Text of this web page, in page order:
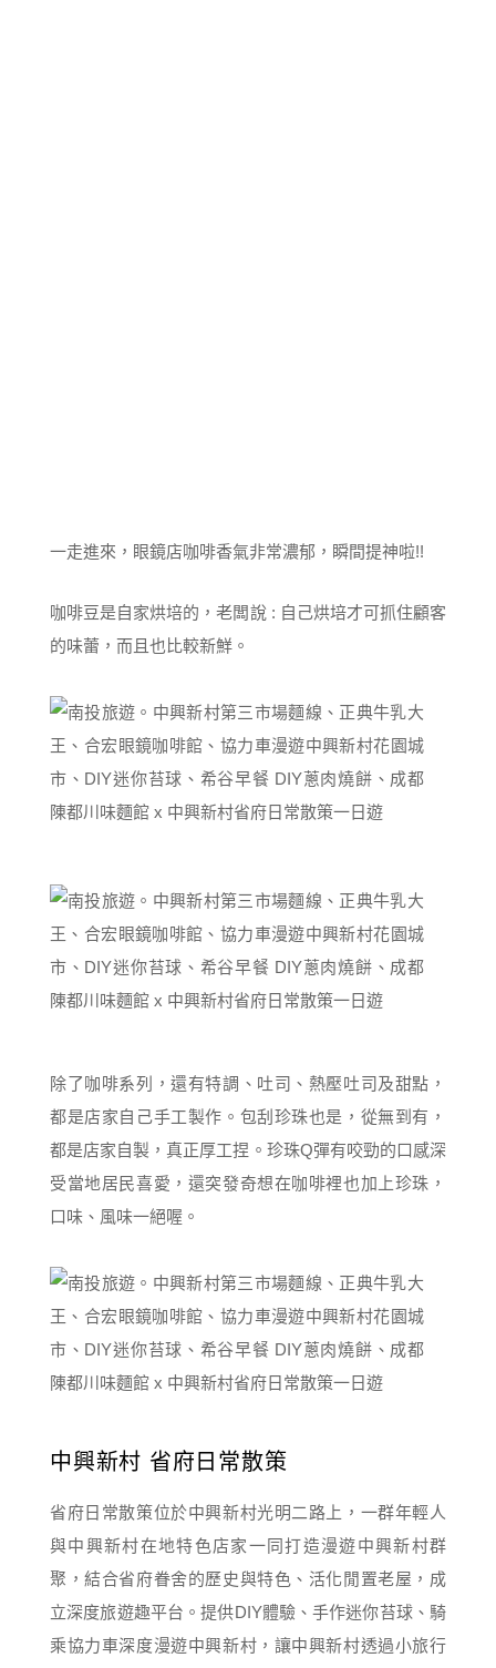
一走進來，眼鏡店咖啡香氣非常濃郁，瞬間提神啦!!
咖啡豆是自家烘培的，老闆說 : 自己烘培才可抓住顧客
的味蕾，而且也比較新鮮。
除了咖啡系列，還有特調、吐司、熱壓吐司及甜點，
都是店家自己手工製作。包刮珍珠也是，從無到有，
都是店家自製，真正厚工捏。珍珠Q彈有咬勁的口感深
受當地居民喜愛，還突發奇想在咖啡裡也加上珍珠，
口味、風味一絕喔。
中興新村 省府日常散策
省府日常散策位於中興新村光明二路上，一群年輕人
與中興新村在地特色店家一同打造漫遊中興新村群
聚，結合省府眷舍的歷史與特色、活化閒置老屋，成
立深度旅遊趣平台。提供DIY體驗、手作迷你苔球、騎
乘協力車深度漫遊中興新村，讓中興新村透過小旅行